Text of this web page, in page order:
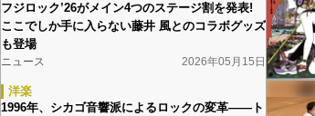
フジロック’26がメイン4つのステージ割を発表!
ここでしか手に入らない藤井 風とのコラボグッズ
も登場
ニュース 2026年05月15日
洋楽
1996年、シカゴ音響派によるロックの変革――ト